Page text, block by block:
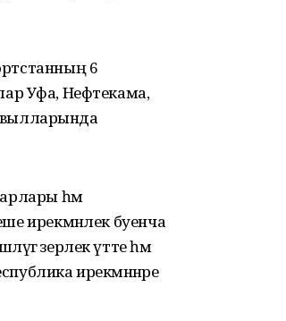
6
Уфа, Нефтекама,
һәм
ирекмәнлек буенча
әзерлек үтте һәм
ирекмәннәре